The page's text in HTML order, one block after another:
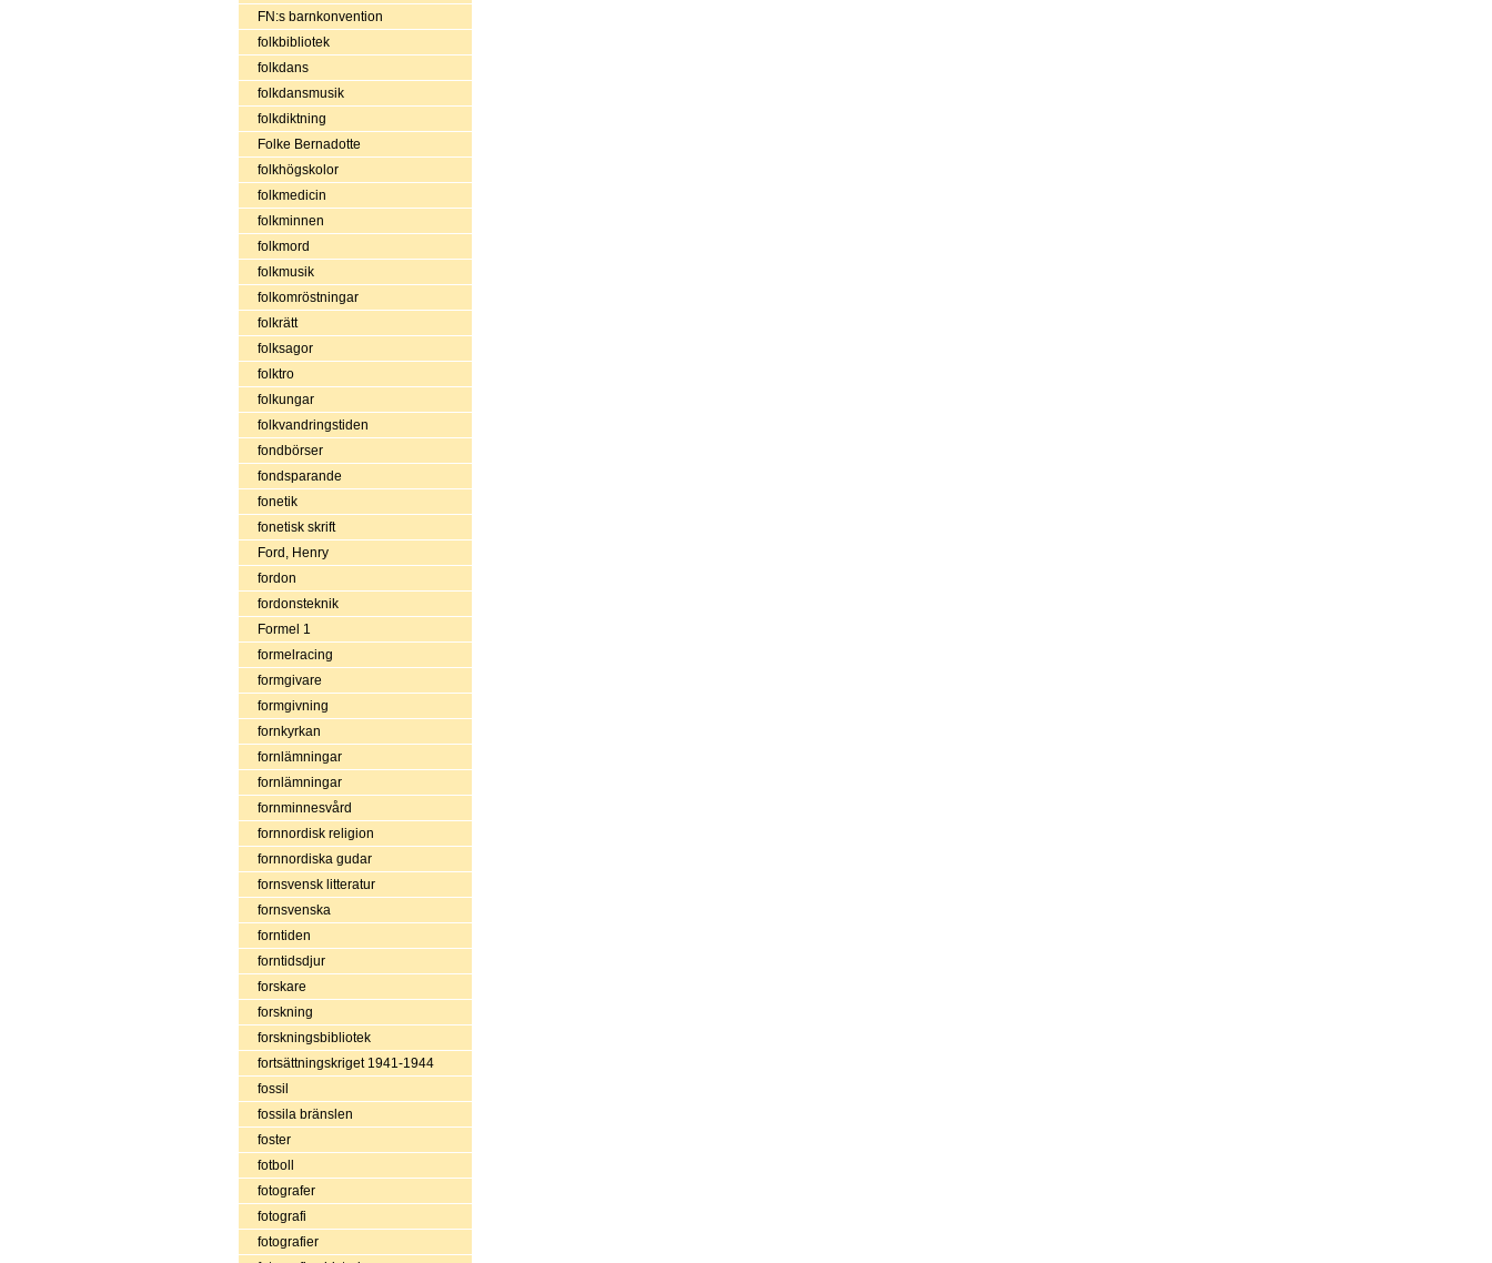
FN:s barnkonvention
folkbibliotek
folkdans
folkdansmusik
folkdiktning
Folke Bernadotte
folkhögskolor
folkmedicin
folkminnen
folkmord
folkmusik
folkomröstningar
folkrätt
folksagor
folktro
folkungar
folkvandringstiden
fondbörser
fondsparande
fonetik
fonetisk skrift
Ford, Henry
fordon
fordonsteknik
Formel 1
formelracing
formgivare
formgivning
fornkyrkan
fornlämningar
fornlämningar
fornminnesvård
fornnordisk religion
fornnordiska gudar
fornsvensk litteratur
fornsvenska
forntiden
forntidsdjur
forskare
forskning
forskningsbibliotek
fortsättningskriget 1941-1944
fossil
fossila bränslen
foster
fotboll
fotografer
fotografi
fotografier